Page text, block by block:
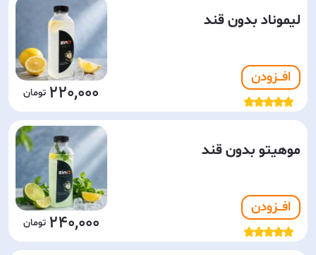
لیموناد بدون قند
افـــزودن
220,000
موهیتو بدون قند
افـــزودن
240,000